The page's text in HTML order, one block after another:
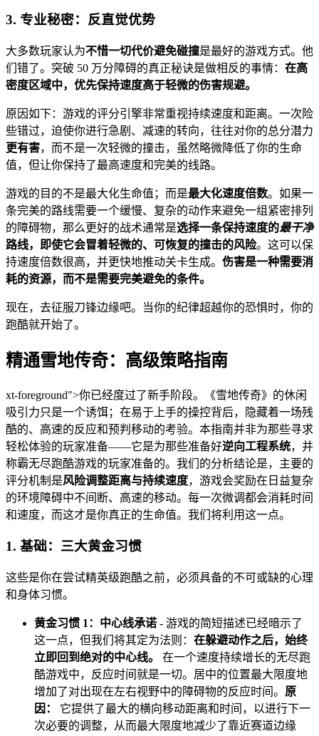
3. 专业秘密：反直觉优势
大多数玩家认为不惜一切代价避免碰撞是最好的游戏方式。他
们错了。突破 50 万分障碍的真正秘诀是做相反的事情： 在高
密度区域中，优先保持速度高于轻微的伤害规避。
原因如下：游戏的评分引擎非常重视持续速度和距离。一次险
些错过，迫使你进行急剧、减速的转向，往往对你的总分潜力
更有害，而不是一次轻微的撞击，虽然略微降低了你的生命
值，但让你保持了最高速度和完美的线路。
游戏的目的不是最大化生命值；而是最大化速度倍数。如果一
条完美的路线需要一个缓慢、复杂的动作来避免一组紧密排列
的障碍物，那么更好的战术通常是选择一条保持速度的最干净
路线，即使它会冒着轻微的、可恢复的撞击的风险。这可以保
持速度倍数很高，并更快地推动关卡生成。 伤害是一种需要消
耗的资源，而不是需要完美避免的条件。
现在，去征服刀锋边缘吧。当你的纪律超越你的恐惧时，你的
跑酷就开始了。
精通雪地传奇：高级策略指南
xt-foreground">你已经度过了新手阶段。《雪地传奇》的休闲
吸引力只是一个诱饵；在易于上手的操控背后，隐藏着一场残
酷的、高速的反应和预判移动的考验。本指南并非为那些寻求
轻松体验的玩家准备——它是为那些准备好逆向工程系统，并
称霸无尽跑酷游戏的玩家准备的。我们的分析结论是，主要的
评分机制是风险调整距离与持续速度，游戏会奖励在日益复杂
的环境障碍中不间断、高速的移动。每一次微调都会消耗时间
和速度，而这才是你真正的生命值。我们将利用这一点。
1. 基础：三大黄金习惯
这些是你在尝试精英级跑酷之前，必须具备的不可或缺的心理
和身体习惯。
黄金习惯 1：中心线承诺 - 游戏的简短描述已经暗示了
这一点，但我们将其定为法则： 在躲避动作之后，始终
立即回到绝对的中心线。
在一个速度持续增长的无尽跑
酷游戏中，反应时间就是一切。居中的位置最大限度地
增加了对出现在左右视野中的障碍物的反应时间。 原
因：
它提供了最大的横向移动距离和时间，以进行下一
次必要的调整，从而最大限度地减少了靠近赛道边缘